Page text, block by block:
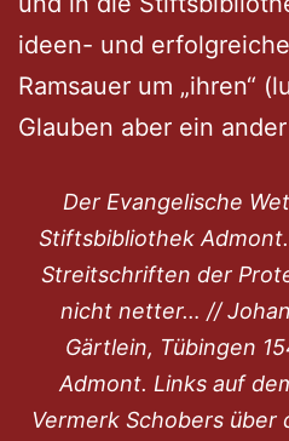
ideen- und
Ramsauer um „ihren“
Glauben aber ein
Der Evangelische
Stiftsbibliothek
Streitschriften der
nicht netter… //
Gärtlein, Tübingen
Admont. Links auf
Vermerk Schobers über